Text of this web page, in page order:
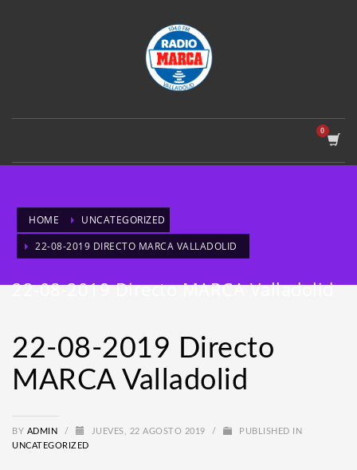
HOME
UNCATEGORIZED
22-08-2019 DIRECTO MARCA VALLADOLID
22-08-2019 Directo MARCA Valladolid
22-08-2019 Directo
MARCA Valladolid
BY ADMIN / JUEVES, 22 AGOSTO 2019 /
PUBLISHED IN
UNCATEGORIZED